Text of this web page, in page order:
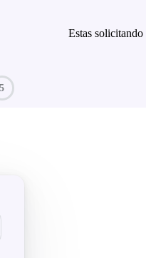
Estas solicitando